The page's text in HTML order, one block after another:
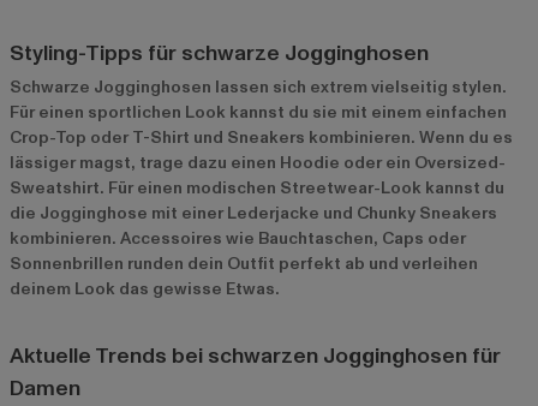
Styling-Tipps für schwarze Jogginghosen
Schwarze Jogginghosen lassen sich extrem vielseitig stylen.
Für einen sportlichen Look kannst du sie mit einem einfachen
Crop-Top oder T-Shirt und Sneakers kombinieren. Wenn du es
lässiger magst, trage dazu einen Hoodie oder ein Oversized-
Sweatshirt. Für einen modischen Streetwear-Look kannst du
die Jogginghose mit einer Lederjacke und Chunky Sneakers
kombinieren. Accessoires wie Bauchtaschen, Caps oder
Sonnenbrillen runden dein Outfit perfekt ab und verleihen
deinem Look das gewisse Etwas.
Aktuelle Trends bei schwarzen Jogginghosen für
Damen